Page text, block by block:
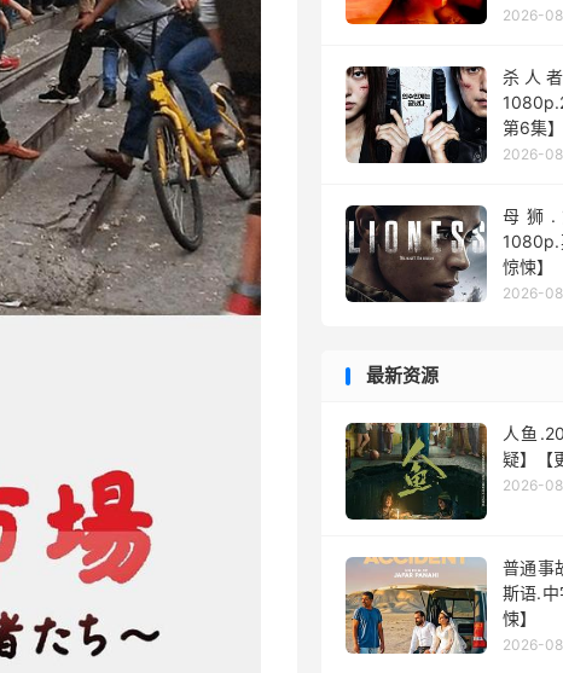
2026-
杀人
第6集】
2026-
母狮.
惊悚】
2026-
最新资源
人鱼
疑】【
2026-
普通事
斯语.
悚】
2026-